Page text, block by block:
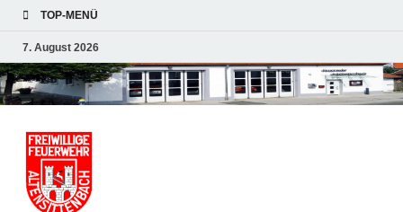
TOP-MENÜ
7. August 2026